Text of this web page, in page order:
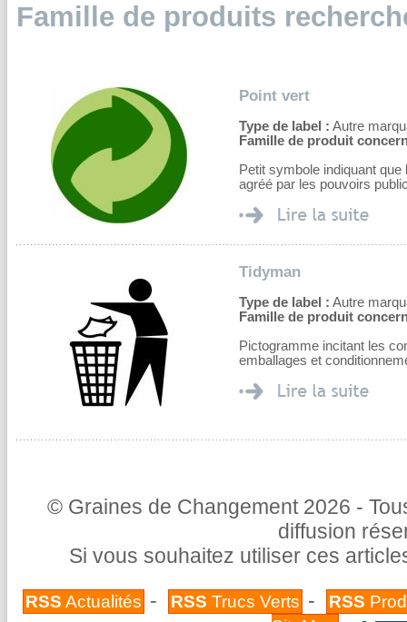
Famille de produits
Point vert
Type de label : Autre
Famille de produit
Petit symbole indiquant
agréé par les pouvoirs
Tidyman
Type de label : Autre
Famille de produit
Pictogramme incitant les
emballages et
© Graines de Changement 2026 -
diffusion
Si vous souhaitez utiliser ces
RSS Actualités - RSS Trucs Verts - RSS